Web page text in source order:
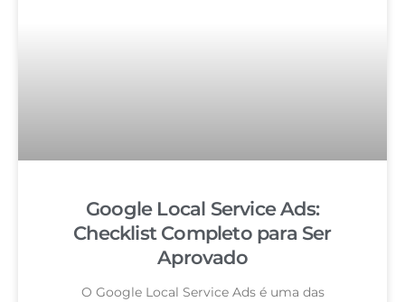
Google Local Service Ads:
Checklist Completo para Ser
Aprovado
O Google Local Service Ads é uma das